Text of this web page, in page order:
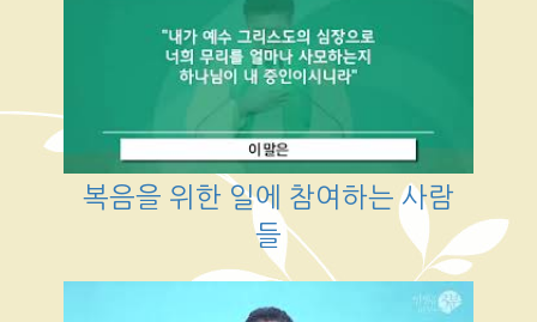
복음을 위한 일에 참여하는 사람
들